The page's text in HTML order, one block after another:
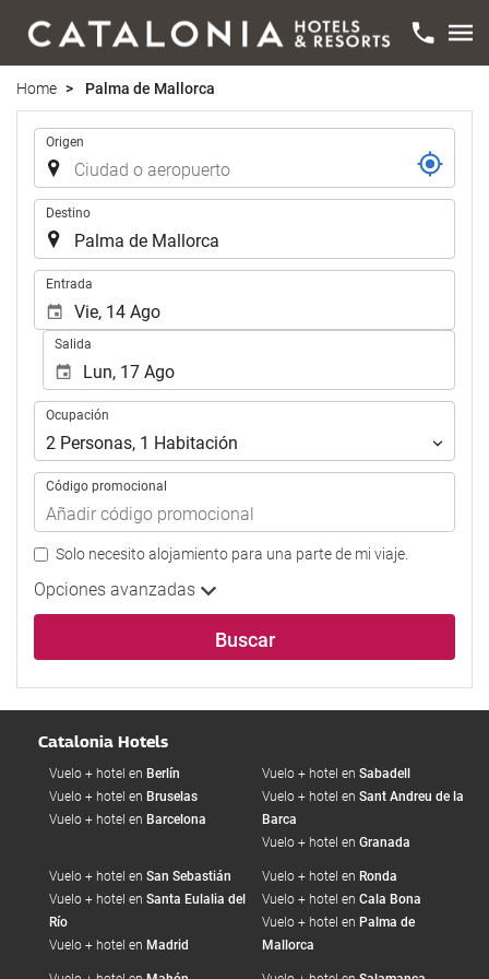
Home Palma de Mallorca
Trayecto
Origen
Destino
Introduzca
las
fechas
inicio
fin
para
realizar
búsqueda
de
su
hotel.
Entrada
Salida
Ocupación
Ocupación
2 Personas, 1 Habitación
Código promocional
Solo necesito alojamiento para una parte de mi viaje.
Opciones avanzadas
Buscar
Catalonia Hotels
Vuelo + hotel en Berlín
Vuelo + hotel en Bruselas
Vuelo + hotel en Barcelona
Vuelo + hotel en Sabadell
Vuelo + hotel en Sant Andreu de la
Barca
Vuelo + hotel en Granada
Vuelo + hotel en San Sebastián
Vuelo + hotel en Santa Eulalia del
Río
Vuelo + hotel en Madrid
Vuelo + hotel en Ronda
Vuelo + hotel en Cala Bona
Vuelo + hotel en Palma de
Mallorca